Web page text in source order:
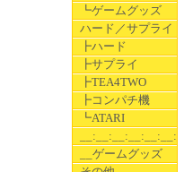
┗ゲームグッズ
ハード／サプライ
┣ハード
┣サプライ
┣TEA4TWO
┣コンパチ機
┗ATARI
__:__:__:__:__:__:__
__ゲームグッズ